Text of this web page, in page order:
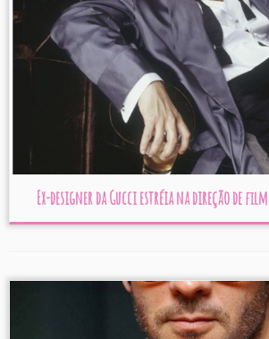
Ex-designer da Gucci estréia na direção de